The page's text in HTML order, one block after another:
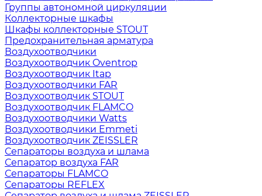
Группы автономной циркуляции
Коллекторные шкафы
Шкафы коллекторные STOUT
Предохранительная арматура
Воздухоотводчики
Воздухоотводчик Oventrop
Воздухоотводчик Itap
Воздухоотводчики FAR
Воздухоотводчик STOUT
Воздухоотводчик FLAMCO
Воздухоотводчики Watts
Воздухоотводчики Emmeti
Воздухоотводчик ZEISSLER
Сепараторы воздуха и шлама
Сепаратор воздуха FAR
Сепараторы FLAMCO
Сепараторы REFLEX